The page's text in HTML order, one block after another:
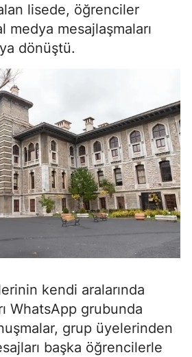
lisede, öğrenciler
medya mesajlaşmaları
dönüştü.
kendi aralarında
WhatsApp grubunda
grup üyelerinden
başka öğrencilerle